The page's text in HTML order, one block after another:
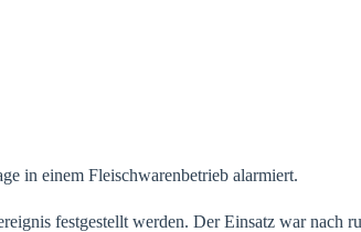
in einem Fleischwarenbetrieb alarmiert.
festgestellt werden. Der Einsatz war nach